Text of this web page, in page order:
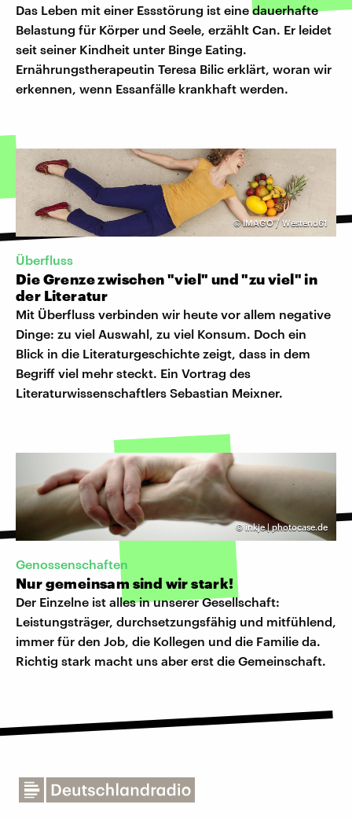
Das Leben mit einer Essstörung ist eine dauerhafte
Belastung für Körper und Seele, erzählt Can. Er leidet
seit seiner Kindheit unter Binge Eating.
Ernährungstherapeutin Teresa Bilic erklärt, woran wir
erkennen, wenn Essanfälle krankhaft werden.
©IMAGO / Westend61
Überfluss
Die Grenze zwischen "viel" und "zu viel" in
der Literatur
Mit Überfluss verbinden wir heute vor allem negative
Dinge: zu viel Auswahl, zu viel Konsum. Doch ein
Blick in die Literaturgeschichte zeigt, dass in dem
Begriff viel mehr steckt. Ein Vortrag des
Literaturwissenschaftlers Sebastian Meixner.
© inkje | photocase.de
Genossenschaften
Nur gemeinsam sind wir stark!
Der Einzelne ist alles in unserer Gesellschaft:
Leistungsträger, durchsetzungsfähig und mitfühlend,
immer für den Job, die Kollegen und die Familie da.
Richtig stark macht uns aber erst die Gemeinschaft.